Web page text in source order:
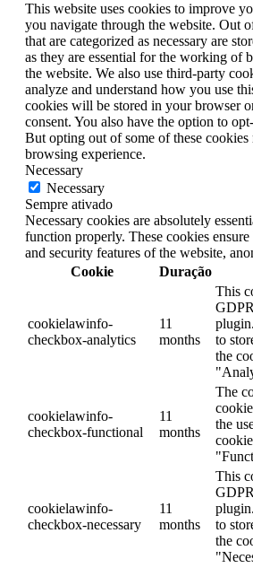
This website uses cookies to improve
you navigate through the website. Out
that are categorized as necessary are
as they are essential for the working of
the website. We also use third-party
analyze and understand how you use
cookies will be stored in your browser
consent. You also have the option to
But opting out of some of these
browsing experience.
Necessary
Necessary
Sempre ativado
Necessary cookies are absolutely
function properly. These cookies
and security features of the website,
Cookie
Duração
cookielawinfo-
checkbox-analytics
11
months
This
to
the
cookielawinfo-
checkbox-functional
11
months
The
the
cookielawinfo-
checkbox-necessary
11
months
This
to
the